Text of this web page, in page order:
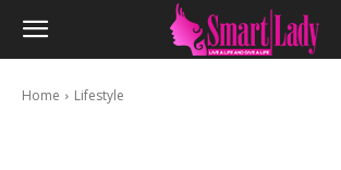
Home Lifestyle